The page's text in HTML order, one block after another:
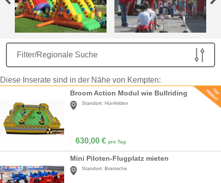
Filter/Regionale Suche
Diese Inserate sind in der Nähe von Kempten:
Broom Action Modul wie Bullriding
Standort: Hünfelden
630,00 € pro Tag
Mini Piloten-Flugplatz mieten
Standort: Bramsche